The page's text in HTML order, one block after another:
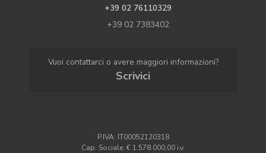
+39 02 76110329
+39 02 7383402
Vuoi contattarci o avere maggiori informazioni?
Scrivici
P.IVA: IT00052120318
Cap. Sociale: € 1.578.000,00 i.v.